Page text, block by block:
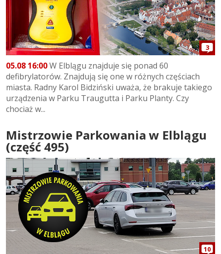
3
05.08 16:00W Elblągu znajduje się ponad 60
defibrylatorów. Znajdują się one w różnych częściach
miasta. Radny Karol Bidziński uważa, że brakuje takiego
urządzenia w Parku Traugutta i Parku Planty. Czy
chociaż w...
Mistrzowie Parkowania w Elblągu
(część 495)
10